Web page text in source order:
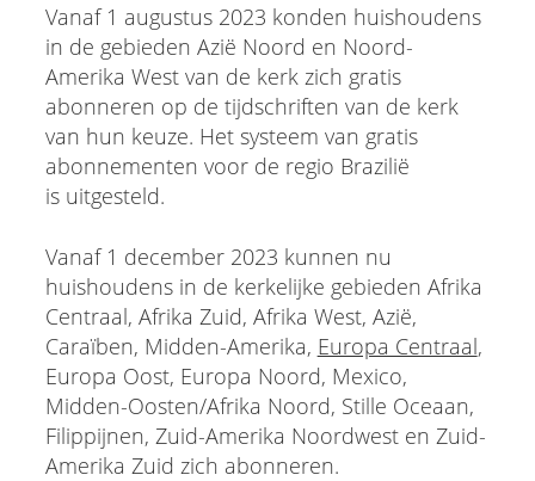
Vanaf 1 augustus 2023 konden huishoudens
in de gebieden Azië Noord en Noord-
Amerika West van de kerk zich gratis
abonneren op de tijdschriften van de kerk
van hun keuze. Het systeem van gratis
abonnementen voor de regio Brazilië
is uitgesteld.
Vanaf 1 december 2023 kunnen nu
huishoudens in de kerkelijke gebieden Afrika
Centraal, Afrika Zuid, Afrika West, Azië,
Caraïben, Midden-Amerika, Europa Centraal,
Europa Oost, Europa Noord, Mexico,
Midden-Oosten/Afrika Noord, Stille Oceaan,
Filippijnen, Zuid-Amerika Noordwest en Zuid-
Amerika Zuid zich abonneren.